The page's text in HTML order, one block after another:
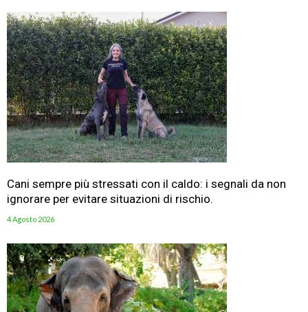
Cani sempre più stressati con il caldo: i segnali da non
ignorare per evitare situazioni di rischio.
4 Agosto 2026